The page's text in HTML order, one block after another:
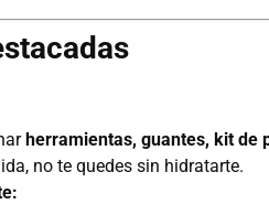
herramientas, guantes, kit de
no te quedes sin hidratarte.